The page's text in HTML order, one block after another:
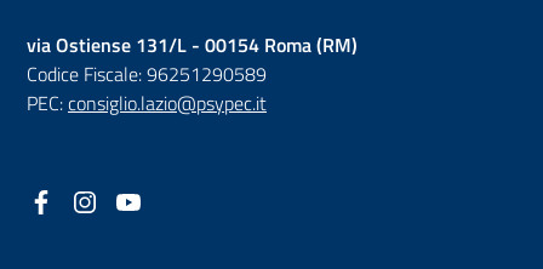
via Ostiense 131/L - 00154 Roma (RM)
Codice Fiscale: 96251290589
PEC:consiglio.lazio@psypec.it
Facebook
(nuova scheda - new tab)
Instagram
(nuova scheda - new tab)